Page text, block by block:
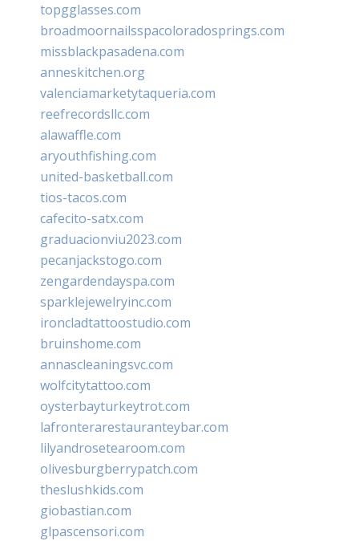
topgglasses.com
broadmoornailsspacoloradosprings.com
missblackpasadena.com
anneskitchen.org
valenciamarketytaqueria.com
reefrecordsllc.com
alawaffle.com
aryouthfishing.com
united-basketball.com
tios-tacos.com
cafecito-satx.com
graduacionviu2023.com
pecanjackstogo.com
zengardendayspa.com
sparklejewelryinc.com
ironcladtattoostudio.com
bruinshome.com
annascleaningsvc.com
wolfcitytattoo.com
oysterbayturkeytrot.com
lafronterarestauranteybar.com
lilyandrosetearoom.com
olivesburgberrypatch.com
theslushkids.com
giobastian.com
glpascensori.com